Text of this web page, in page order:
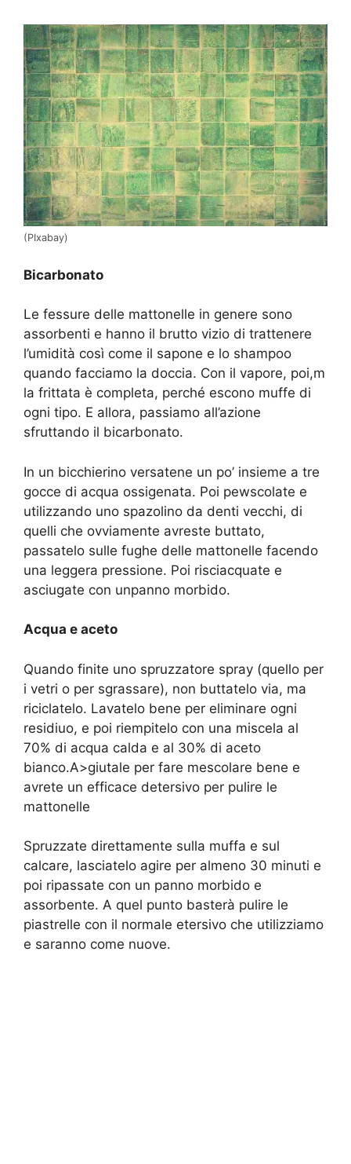
(PIxabay)
Bicarbonato
Le fessure delle mattonelle in genere sono
assorbenti e hanno il brutto vizio di trattenere
l’umidità così come il sapone e lo shampoo
quando facciamo la doccia. Con il vapore, poi,m
la frittata è completa, perché escono muffe di
ogni tipo. E allora, passiamo all’azione
sfruttando il bicarbonato.
In un bicchierino versatene un po’ insieme a tre
gocce di acqua ossigenata. Poi pewscolate e
utilizzando uno spazolino da denti vecchi, di
quelli che ovviamente avreste buttato,
passatelo sulle fughe delle mattonelle facendo
una leggera pressione. Poi risciacquate e
asciugate con unpanno morbido.
Acqua e aceto
Quando finite uno spruzzatore spray (quello per
i vetri o per sgrassare), non buttatelo via, ma
riciclatelo. Lavatelo bene per eliminare ogni
residiuo, e poi riempitelo con una miscela al
70% di acqua calda e al 30% di aceto
bianco.A>giutale per fare mescolare bene e
avrete un efficace detersivo per pulire le
mattonelle
Spruzzate direttamente sulla muffa e sul
calcare, lasciatelo agire per almeno 30 minuti e
poi ripassate con un panno morbido e
assorbente. A quel punto basterà pulire le
piastrelle con il normale etersivo che utilizziamo
e saranno come nuove.